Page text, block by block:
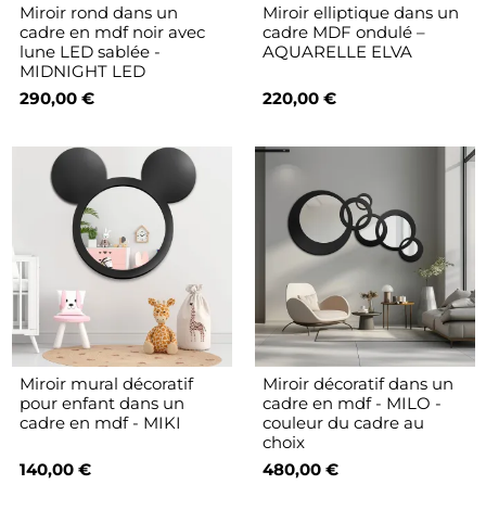
Miroir rond dans un
cadre en mdf noir avec
lune LED sablée -
MIDNIGHT LED
290,00 €
Miroir elliptique dans un
cadre MDF ondulé –
AQUARELLE ELVA
220,00 €
Miroir mural décoratif
pour enfant dans un
cadre en mdf - MIKI
140,00 €
Miroir décoratif dans un
cadre en mdf - MILO -
couleur du cadre au
choix
480,00 €